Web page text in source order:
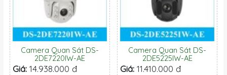
Camera Quan Sát DS-
2DE7220IW-AE
Giá: 14.938.000 đ
Camera Quan Sát DS-
2DE5225IW-AE
Giá: 11.410.000 đ